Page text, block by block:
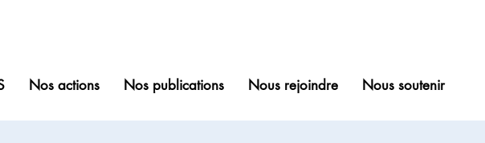
Nos actions Nos publications Nous rejoindre Nous soutenir